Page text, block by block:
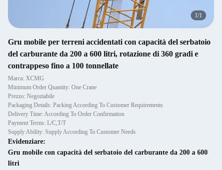
1/1
Gru mobile per terreni accidentati con capacità del serbatoio
del carburante da 200 a 600 litri, rotazione di 360 gradi e
contrappeso fino a 100 tonnellate
Marca: XCMG
Minimum Order Quantity: One Crane
Prezzo: Negoziabile
Packaging Details: Packing According To Customer Requirements
Delivery Time: According To Order Confirmation
Payment Terms: L/C,T/T
Supply Ability: Supply According To Customer Needs
Evidenziare:
Gru mobile con capacità del serbatoio del carburante da 200 a 600
litri